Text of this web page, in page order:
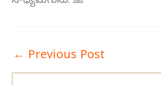
← Previous Post